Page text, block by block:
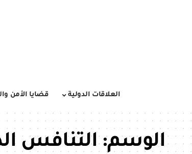
العلاقات الدولية قضايا الأمن
الوسم:التنافس